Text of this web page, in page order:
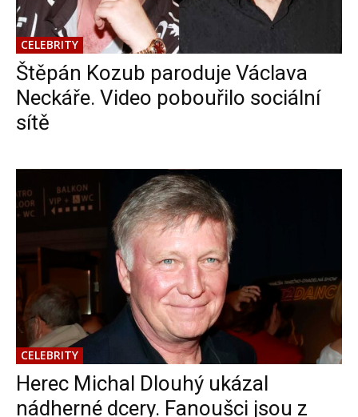
CELEBRITY
Štěpán Kozub paroduje Václava
Neckáře. Video pobouřilo sociální
sítě
CELEBRITY
Herec Michal Dlouhý ukázal
nádherné dcery. Fanoušci jsou z